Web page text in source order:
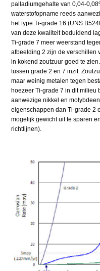
palladiumgehalte van 0,04-
waterstofopname reeds
het type Ti-grade 16 (UNS
van deze kwaliteit beduidend
Ti-grade 7 meer weerstand
afbeelding 2 zijn de verschillen
in kokend zoutzuur goed te
tussen grade 2 en 7 inzit.
maar weinig metalen tegen
hoezeer Ti-grade 7 in dit milieu
aanwezige nikkel en
eigenschappen dan Ti-grade 2
mogelijk gewicht uit te sparen
richtlijnen).